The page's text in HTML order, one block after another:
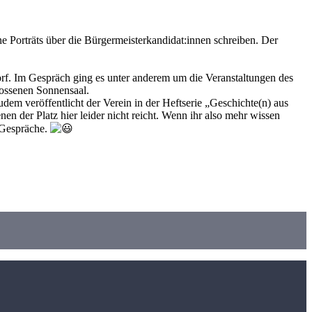
über die Bürgermeisterkandidat:innen schreiben. Der
Gespräch ging es unter anderem um die Veranstaltungen des
Sonnensaal.
veröffentlicht der Verein in der Heftserie „Geschichte(n) aus
der Platz hier leider nicht reicht. Wenn ihr also mehr wissen